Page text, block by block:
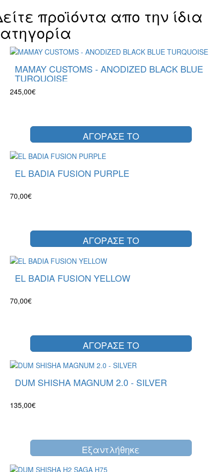
προϊόντα απο την ίδια
MAMAY CUSTOMS - ANODIZED BLACK BLUE
TURQUOISE
245,00€
ΑΓΟΡΑΣΕ ΤΟ
EL BADIA FUSION PURPLE
70,00€
ΑΓΟΡΑΣΕ ΤΟ
EL BADIA FUSION YELLOW
70,00€
ΑΓΟΡΑΣΕ ΤΟ
DUM SHISHA MAGNUM 2.0 - SILVER
135,00€
Eξαντλήθηκε